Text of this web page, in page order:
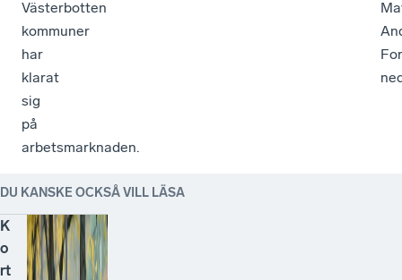
Västerbotten
kommuner
har
klarat
sig
på
arbetsmarknaden.
DU KANSKE OCKSÅ VILL LÄSA
K
o
rt